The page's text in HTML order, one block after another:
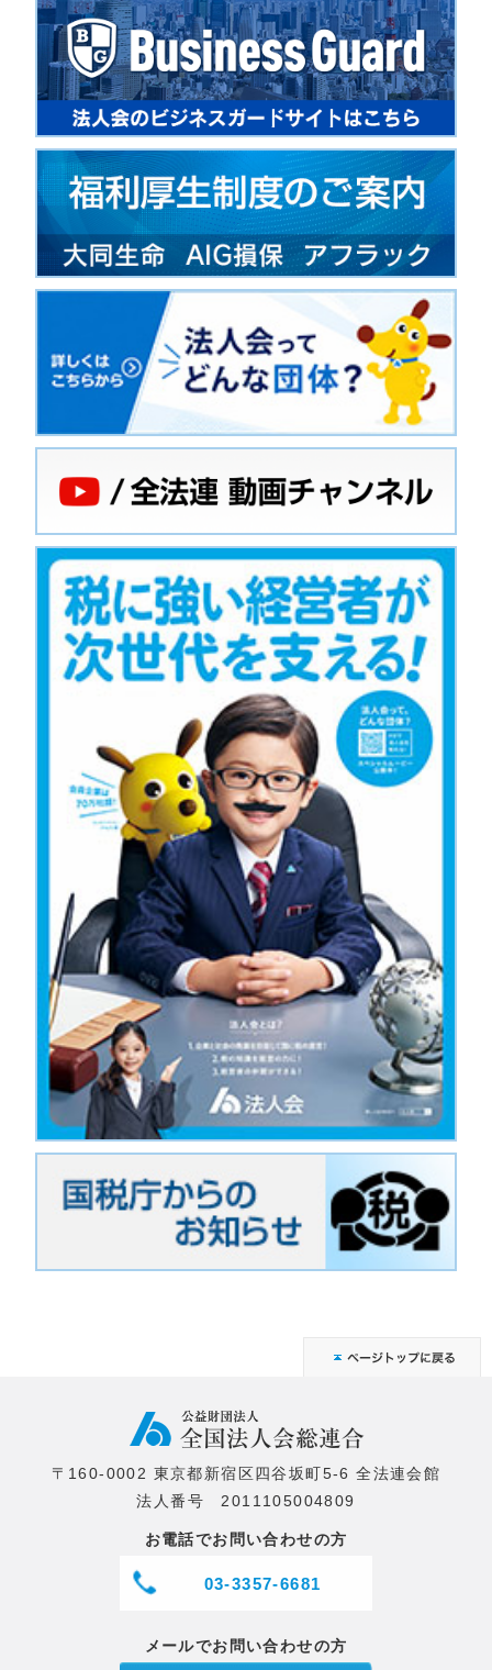
〒160-0002 東京都新宿区四谷坂町5-6 全法連会館
法人番号 2011105004809
お電話でお問い合わせの方
03-3357-6681
メールでお問い合わせの方